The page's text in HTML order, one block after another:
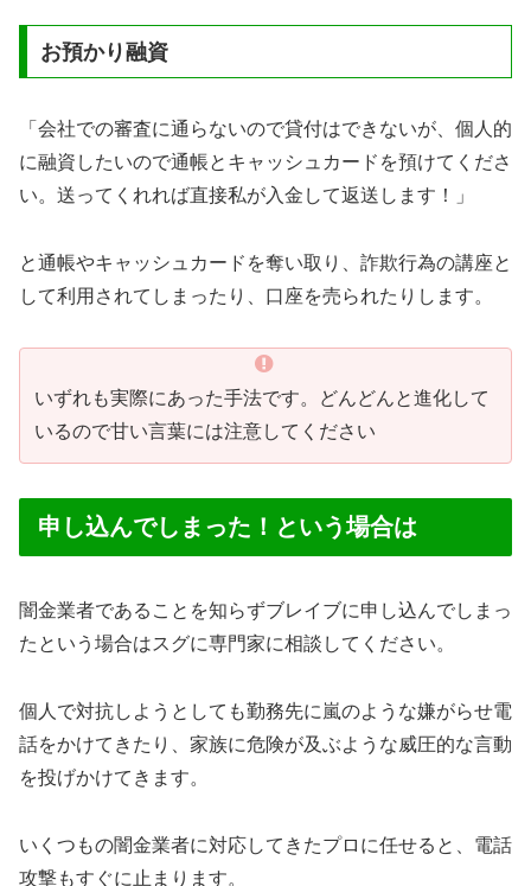
お預かり融資
「会社での審査に通らないので貸付はできないが、個人的
に融資したいので通帳とキャッシュカードを預けてくださ
い。送ってくれれば直接私が入金して返送します！」
と通帳やキャッシュカードを奪い取り、詐欺行為の講座と
して利用されてしまったり、口座を売られたりします。
いずれも実際にあった手法です。どんどんと進化して
いるので甘い言葉には注意してください
申し込んでしまった！という場合は
闇金業者であることを知らずブレイブに申し込んでしまっ
たという場合はスグに専門家に相談してください。
個人で対抗しようとしても勤務先に嵐のような嫌がらせ電
話をかけてきたり、家族に危険が及ぶような威圧的な言動
を投げかけてきます。
いくつもの闇金業者に対応してきたプロに任せると、電話
攻撃もすぐに止まります。